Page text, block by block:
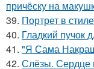
причёску на
39. Портрет в
40. Гладкий пучок
41. "Я Сама
42. Слёзы. Сердце